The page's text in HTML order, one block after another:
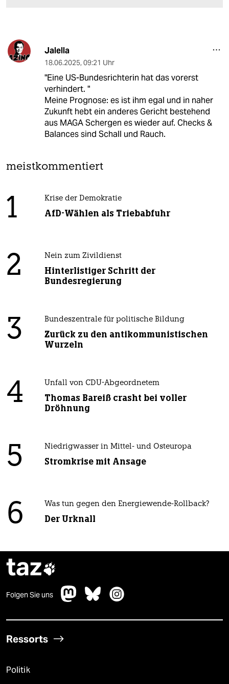
Jalella
18.06.2025, 09:21 Uhr
"Eine US-Bundesrichterin hat das vorerst
verhindert. "
Meine Prognose: es ist ihm egal und in naher
Zukunft hebt ein anderes Gericht bestehend
aus MAGA Schergen es wieder auf. Checks &
Balances sind Schall und Rauch.
meistkommentiert
1 Krise der Demokratie
AfD-Wählen als Triebabfuhr
2 Nein zum Zivildienst
Hinterlistiger Schritt der
Bundesregierung
3 Bundeszentrale für politische Bildung
Zurück zu den antikommunistischen
Wurzeln
4 Unfall von CDU-Abgeordnetem
Thomas Bareiß crasht bei voller
Dröhnung
5 Niedrigwasser in Mittel- und Osteuropa
Stromkrise mit Ansage
6 Was tun gegen den Energiewende-Rollback?
Der Urknall
taz
Folgen Sie uns
Ressorts
Politik